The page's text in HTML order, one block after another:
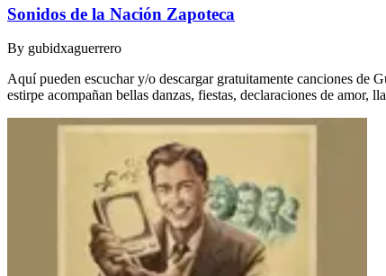
Sonidos de la Nación Zapoteca
By gubidxaguerrero
Aquí pueden escuchar y/o descargar gratuitamente canciones de
estirpe acompañan bellas danzas, fiestas, declaraciones de